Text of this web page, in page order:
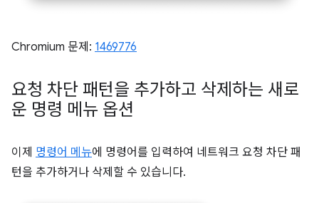
Chromium 문제: 1469776
요청 차단 패턴을 추가하고 삭제하는 새로
운 명령 메뉴 옵션
이제 명령어 메뉴에 명령어를 입력하여 네트워크 요청 차단 패
턴을 추가하거나 삭제할 수 있습니다.